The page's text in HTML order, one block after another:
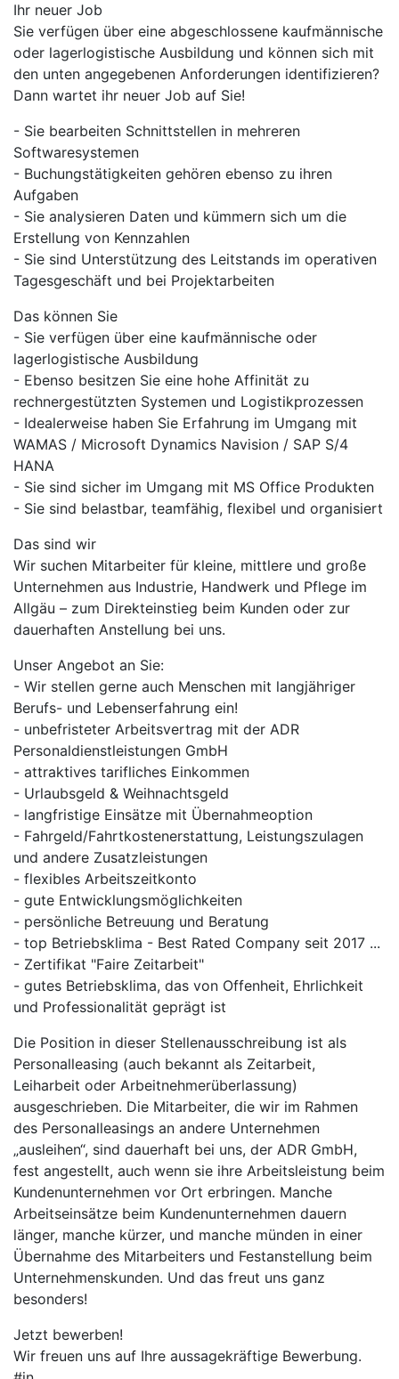
Ihr neuer Job​
Sie verfügen über eine abgeschlossene kaufmännische
oder lagerlogistische Ausbildung und können sich mit
den unten angegebenen Anforderungen identifizieren?
Dann wartet ihr neuer Job auf Sie!
- Sie bearbeiten Schnittstellen in mehreren
Softwaresystemen
- Buchungstätigkeiten gehören ebenso zu ihren
Aufgaben
- Sie analysieren Daten und kümmern sich um die
Erstellung von Kennzahlen
- Sie sind Unterstützung des Leitstands im operativen
Tagesgeschäft und bei Projektarbeiten
Das können Sie
- Sie verfügen über eine kaufmännische oder
lagerlogistische Ausbildung
- Ebenso besitzen Sie eine hohe Affinität zu
rechnergestützten Systemen und Logistikprozessen
- Idealerweise haben Sie Erfahrung im Umgang mit
WAMAS / Microsoft Dynamics Navision / SAP S/4
HANA
- Sie sind sicher im Umgang mit MS Office Produkten
- Sie sind belastbar, teamfähig, flexibel und organisiert
Das sind wir
Wir suchen Mitarbeiter für kleine, mittlere und große
Unternehmen aus Industrie, Handwerk und Pflege im
Allgäu – zum Direkteinstieg beim Kunden oder zur
dauerhaften Anstellung bei uns.
Unser Angebot an Sie:
- Wir stellen gerne auch Menschen mit langjähriger
Berufs- und Lebenserfahrung ein!
- unbefristeter Arbeitsvertrag mit der ADR
Personaldienstleistungen GmbH
- attraktives tarifliches Einkommen
- Urlaubsgeld & Weihnachtsgeld
- langfristige Einsätze mit Übernahmeoption
- Fahrgeld/Fahrtkostenerstattung, Leistungszulagen
und andere Zusatzleistungen
- flexibles Arbeitszeitkonto
- gute Entwicklungsmöglichkeiten
- persönliche Betreuung und Beratung
- top Betriebsklima - Best Rated Company seit 2017 ...
- Zertifikat "Faire Zeitarbeit"
- gutes Betriebsklima, das von Offenheit, Ehrlichkeit
und Professionalität geprägt ist
Die Position in dieser Stellenausschreibung ist als
Personalleasing (auch bekannt als Zeitarbeit,
Leiharbeit oder Arbeitnehmerüberlassung)
ausgeschrieben. Die Mitarbeiter, die wir im Rahmen
des Personalleasings an andere Unternehmen
„ausleihen“, sind dauerhaft bei uns, der ADR GmbH,
fest angestellt, auch wenn sie ihre Arbeitsleistung beim
Kundenunternehmen vor Ort erbringen. Manche
Arbeitseinsätze beim Kundenunternehmen dauern
länger, manche kürzer, und manche münden in einer
Übernahme des Mitarbeiters und Festanstellung beim
Unternehmenskunden. Und das freut uns ganz
besonders!
Jetzt bewerben!
Wir freuen uns auf Ihre aussagekräftige Bewerbung.